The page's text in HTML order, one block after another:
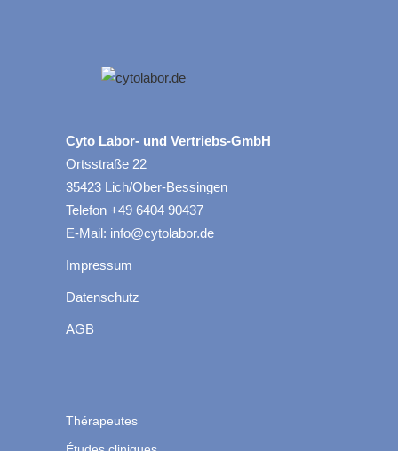
Cyto Labor- und Vertriebs-GmbH
Ortsstraße 22
35423 Lich/Ober-Bessingen
Telefon +49 6404 90437
E-Mail: info@cytolabor.de
Impressum
Datenschutz
AGB
Thérapeutes